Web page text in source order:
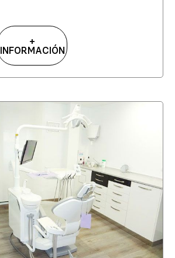
+
INFORMACIÓN